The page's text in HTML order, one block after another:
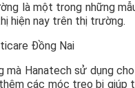
là một trong những
hiện nay trên thị trường.
mà Hanatech sử dụng
các móc treo bi giúp